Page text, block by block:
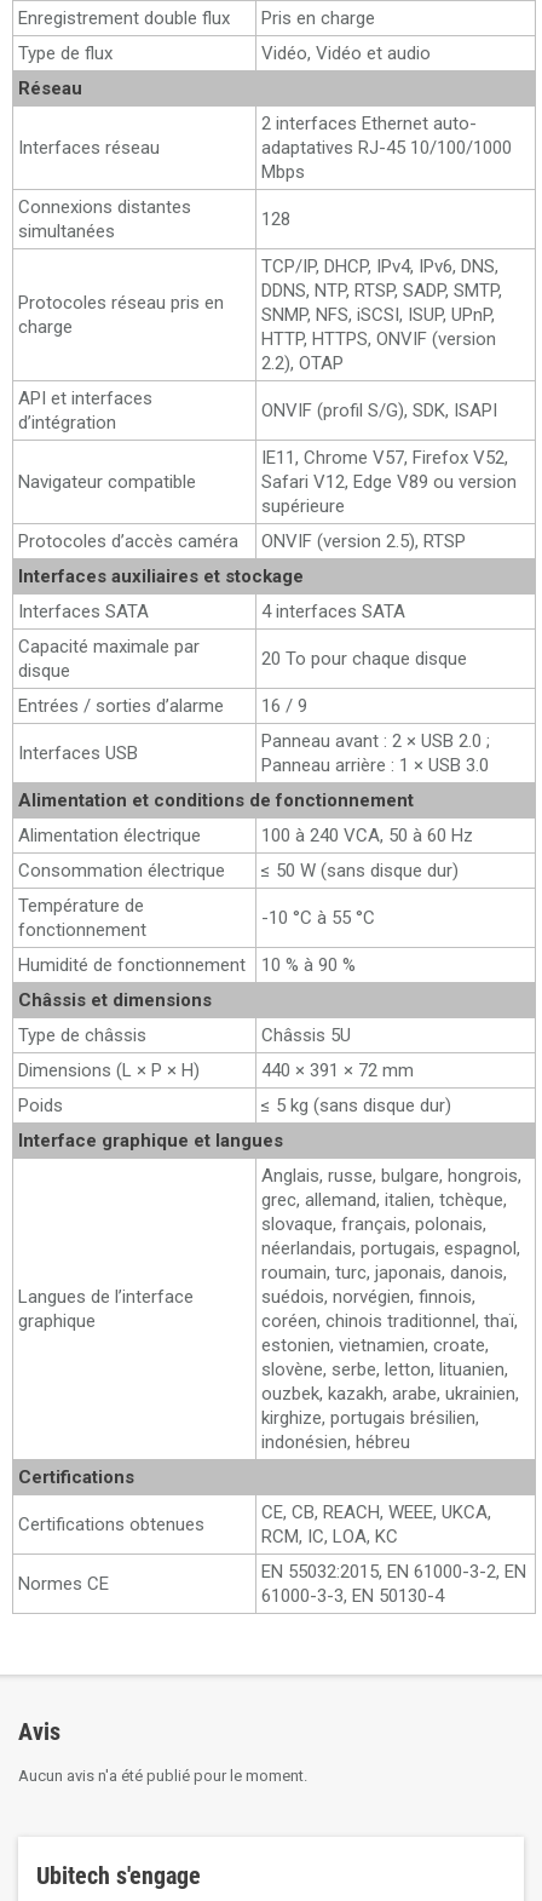
Enregistrement double flux
Pris en charge
Type de flux
Vidéo, Vidéo et audio
Réseau
Interfaces réseau
2 interfaces Ethernet auto-
adaptatives RJ-45 10/100/1000
Mbps
Connexions distantes
simultanées
128
Protocoles réseau pris en
charge
TCP/IP, DHCP, IPv4, IPv6, DNS,
DDNS, NTP, RTSP, SADP, SMTP,
SNMP, NFS, iSCSI, ISUP, UPnP,
HTTP, HTTPS, ONVIF (version
2.2), OTAP
API et interfaces
d’intégration
ONVIF (profil S/G), SDK, ISAPI
Navigateur compatible
IE11, Chrome V57, Firefox V52,
Safari V12, Edge V89 ou version
supérieure
Protocoles d’accès caméra
ONVIF (version 2.5), RTSP
Interfaces auxiliaires et stockage
Interfaces SATA
4 interfaces SATA
Capacité maximale par
disque
20 To pour chaque disque
Entrées / sorties d’alarme 16 / 9
Interfaces USB
Panneau avant : 2 × USB 2.0 ;
Panneau arrière : 1 × USB 3.0
Alimentation et conditions de fonctionnement
Alimentation électrique
100 à 240 VCA, 50 à 60 Hz
Consommation électrique
≤ 50 W (sans disque dur)
Température de
fonctionnement
-10 °C à 55 °C
Humidité de fonctionnement
10 % à 90 %
Châssis et dimensions
Type de châssis
Châssis 5U
Dimensions (L × P × H)
440 × 391 × 72 mm
Poids
≤ 5 kg (sans disque dur)
Interface graphique et langues
Langues de l’interface
graphique
Anglais, russe, bulgare, hongrois,
grec, allemand, italien, tchèque,
slovaque, français, polonais,
néerlandais, portugais, espagnol,
roumain, turc, japonais, danois,
suédois, norvégien, finnois,
coréen, chinois traditionnel, thaï,
estonien, vietnamien, croate,
slovène, serbe, letton, lituanien,
ouzbek, kazakh, arabe, ukrainien,
kirghize, portugais brésilien,
indonésien, hébreu
Certifications
Certifications obtenues
CE, CB, REACH, WEEE, UKCA,
RCM, IC, LOA, KC
Normes CE
EN 55032:2015, EN 61000-3-2, EN
61000-3-3, EN 50130-4
Avis
Aucun avis n'a été publié pour le moment.
Ubitech s'engage